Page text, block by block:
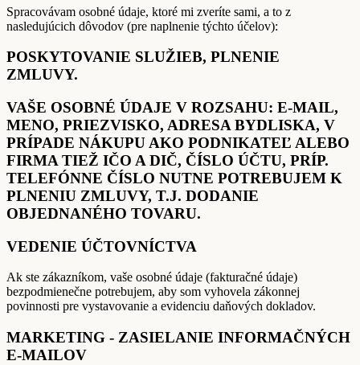
Spracovávam osobné údaje, ktoré mi zveríte sami, a to z
nasledujúcich dôvodov (pre naplnenie týchto účelov):
POSKYTOVANIE SLUŽIEB, PLNENIE
ZMLUVY.
VAŠE OSOBNÉ ÚDAJE V ROZSAHU: E-MAIL,
MENO, PRIEZVISKO, ADRESA BYDLISKA, V
PRÍPADE NÁKUPU AKO PODNIKATEĽ ALEBO
FIRMA TIEŽ IČO A DIČ, ČÍSLO ÚČTU, PRÍP.
TELEFÓNNE ČÍSLO NUTNE POTREBUJEM K
PLNENIU ZMLUVY, T.J. DODANIE
OBJEDNANÉHO TOVARU.
VEDENIE ÚČTOVNÍCTVA
Ak ste zákazníkom, vaše osobné údaje (fakturačné údaje)
bezpodmienečne potrebujem, aby som vyhovela zákonnej
povinnosti pre vystavovanie a evidenciu daňových dokladov.
MARKETING - ZASIELANIE INFORMAČNÝCH
E-MAILOV